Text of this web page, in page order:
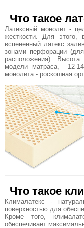
Что такое
Латексный монолит -
жесткости. Для этого,
вспененный латекс
зонами перфорации
расположения).
модели матраса, 12-14
монолита - роскошная
Что такое
Клималатекс -
поверхностью для
Кроме того,
обеспечивает